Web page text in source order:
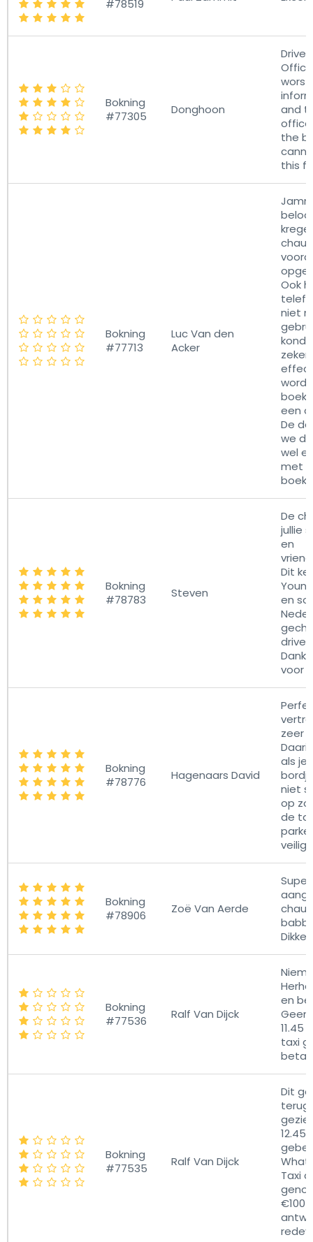
#78519
Bokning
#77305
Donghoon
and
office
the
this
Bokning
#77713
Luc Van den
Acker
Ook
niet
zeker
een
De
we
wel
met
Bokning
#78783
Steven
De
jullie
en
Dit
en
Dank
voor
Bokning
#78776
Hagenaars David
zeer
als je
niet
op
de
veilig
Bokning
#78906
Zoë Van Aerde
Dikke
Bokning
#77536
Ralf Van Dijck
en
Geen
11.45
taxi
Bokning
#77535
Ralf Van Dijck
Dit
Taxi
€100